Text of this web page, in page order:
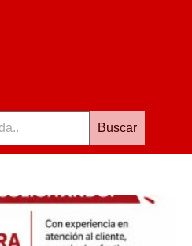
Buscar